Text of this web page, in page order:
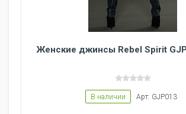
Женские джинсы Rebel Spirit
В наличии Арт: GJP013